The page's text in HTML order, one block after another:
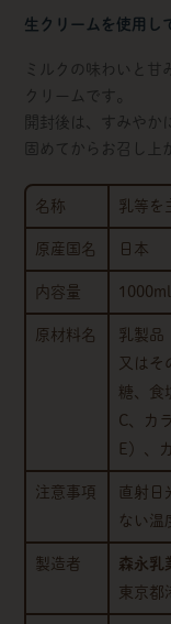
生クリームを使用し
ミルクの味わいと甘
クリームです。
開封後は、すみやか
固めてからお召し上
名称 乳等を
原産国名 日本
内容量
原材料名
乳製品
又はそ
糖、食
C、カ
E）、
注意事項
直射日
ない温
製造者
森永乳
東京都